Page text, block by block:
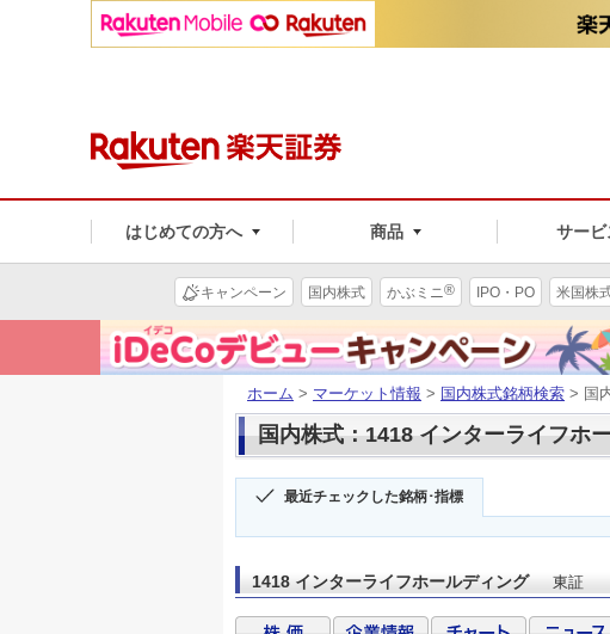
はじめての方へ 商品 サービ
キャンペーン 国内株式 かぶミニ® IPO・PO 米国株
ホーム > マーケット情報 > 国内株式銘柄検索 > 国
国内株式：1418 インターライフホ
最近チェックした銘柄･指標
1418 インターライフホールディング 東証